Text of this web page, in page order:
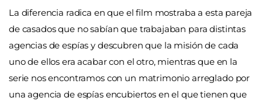
La diferencia radica en que el film mostraba a esta pareja
de casados que no sabían que trabajaban para distintas
agencias de espías y descubren que la misión de cada
uno de ellos era acabar con el otro, mientras que en la
serie nos encontramos con un matrimonio arreglado por
una agencia de espías encubiertos en el que tienen que